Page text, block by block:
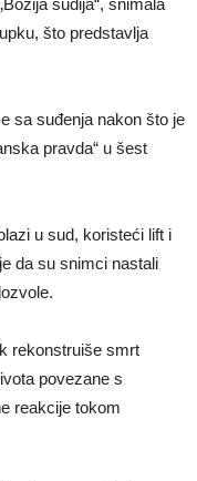
sudija“, snimala
što predstavlja
sa suđenja nakon što je
pravda“ u šest
u sud, koristeći lift i
da su snimci nastali
rekonstruiše smrt
povezane s
reakcije tokom